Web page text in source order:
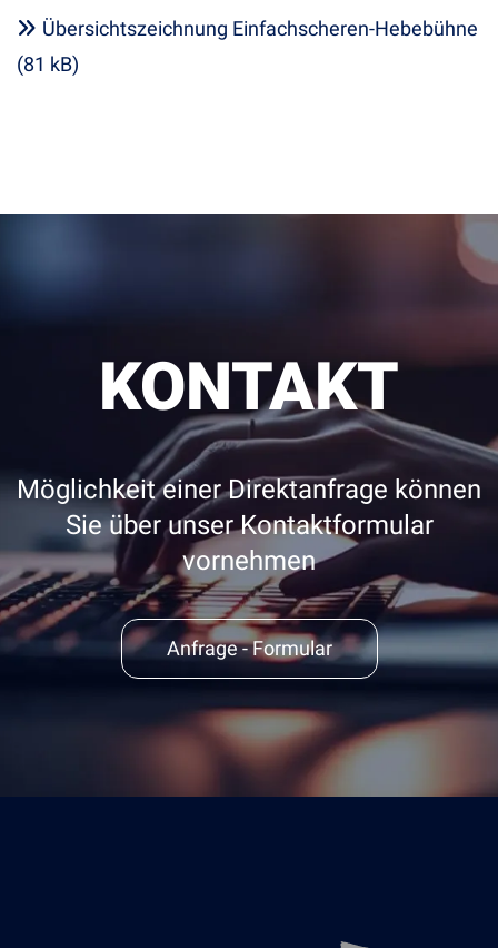
Übersichtszeichnung Einfachscheren-Hebebühne
(81 kB)
KONTAKT
Möglichkeit einer Direktanfrage können
Sie über unser Kontaktformular
vornehmen
Anfrage - Formular